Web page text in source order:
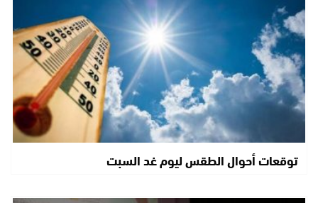
توقعات أحوال الطقس ليوم غد السبت